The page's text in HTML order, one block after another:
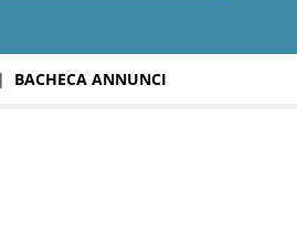
| BACHECA ANNUNCI